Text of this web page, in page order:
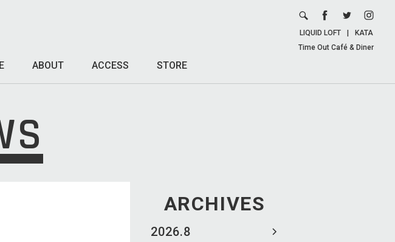
ABOUT ACCESS STORE
LIQUID LOFT
KATA
Time Out Café & Diner
ARCHIVES
2026.8